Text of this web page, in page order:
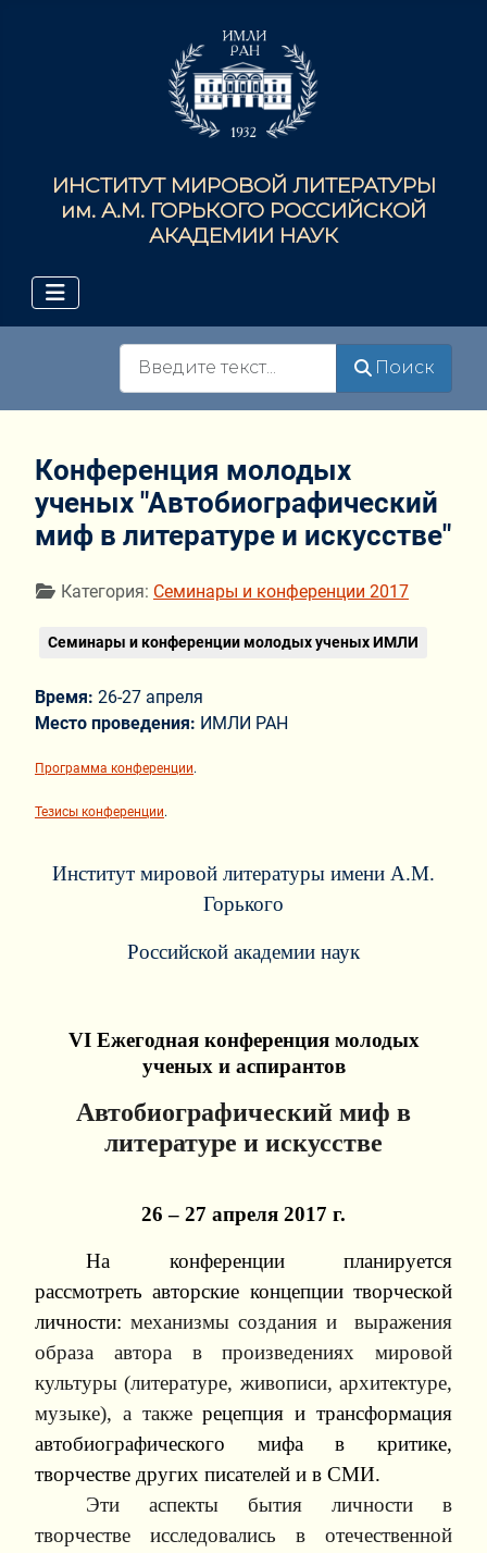
ИНСТИТУТ МИРОВОЙ ЛИТЕРАТУРЫ
им. А.М. ГОРЬКОГО РОССИЙСКОЙ
АКАДЕМИИ НАУК
Поиск
Конференция молодых
ученых "Автобиографический
миф в литературе и искусстве"
Информация о материале
Категория: Семинары и конференции 2017
Семинары и конференции молодых ученых ИМЛИ
Время: 26-27 апреля
Место проведения: ИМЛИ РАН
Программа конференции.
Тезисы конференции.
Институт мировой литературы имени А.М.
Горького
Российской академии наук
VIЕжегодная конференция молодых
ученых и аспирантов
Автобиографический миф в
литературе и искусстве
26 – 27 апреля 2017 г.
На конференции планируется
рассмотреть авторские концепции творческой
личности: механизмы создания и выражения
образа автора в произведениях мировой
культуры (литературе, живописи, архитектуре,
музыке), а такжерецепция и трансформация
автобиографического мифа в критике,
творчестве других писателей и в СМИ.
Эти аспекты бытия личности в
творчестве исследовались в отечественной